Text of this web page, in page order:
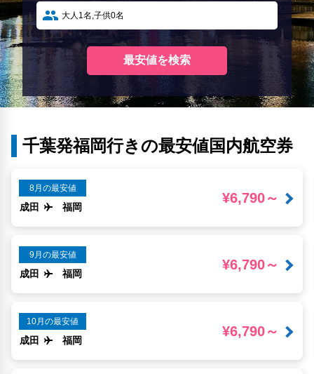
千葉発福岡行きの最安値国内航空券
8月の最安値
成田 福岡
¥6,790～
9月の最安値
成田 福岡
¥6,790～
10月の最安値
成田 福岡
¥6,790～